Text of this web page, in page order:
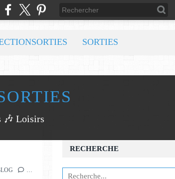
🎶 Loisirs
SORTIES
ANDALOU GASTRONOMIE,MUSIQUES,311,312
…
RECHERCHE